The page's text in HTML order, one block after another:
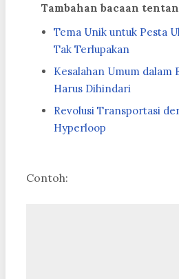
Tambahan bacaan
Tema Unik untuk Pesta
Tak Terlupakan
Kesalahan Umum dalam
Harus Dihindari
Revolusi Transportasi
Hyperloop
Contoh: